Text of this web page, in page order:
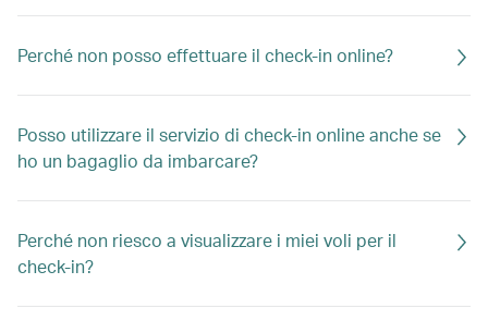
Perché non posso effettuare il check-in online?
Posso utilizzare il servizio di check-in online anche se
ho un bagaglio da imbarcare?
Perché non riesco a visualizzare i miei voli per il
check-in?